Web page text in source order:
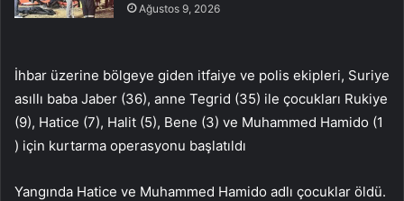
Ağustos 9, 2026
İhbar üzerine bölgeye giden itfaiye ve polis ekipleri, Suriye
asıllı baba Jaber (36), anne Tegrid (35) ile çocukları Rukiye
(9), Hatice (7), Halit (5), Bene (3) ve Muhammed Hamido (1
) için kurtarma operasyonu başlatıldı
Yangında Hatice ve Muhammed Hamido adlı çocuklar öldü.